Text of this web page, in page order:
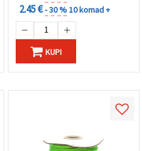
2.45 €- 30 %10 komad +
KUPI